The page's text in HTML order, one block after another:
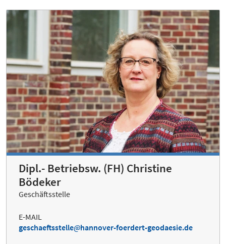
Dipl.- Betriebsw. (FH) Christine
Bödeker
Geschäftsstelle
E-MAIL
geschaeftsstelle
hannover-foerdert-geodaesie.de